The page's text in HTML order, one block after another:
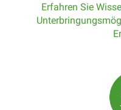
Erfahren Sie